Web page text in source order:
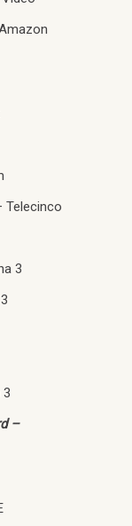
Telecinco
3
3
–